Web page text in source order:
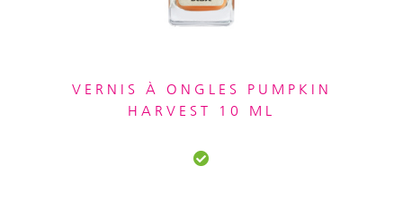
VERNIS À ONGLES PUMPKIN
HARVEST 10 ML